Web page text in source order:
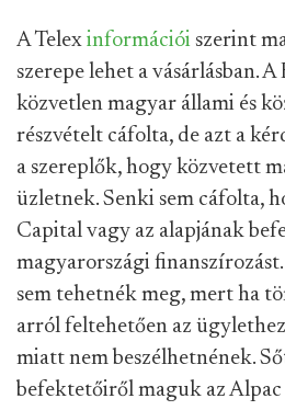
A Telex információi szerint
szerepe lehet a vásárlásban. A
közvetlen magyar állami és
részvételt cáfolta, de azt a
a szereplők, hogy közvetett
üzletnek. Senki sem cáfolta,
Capital vagy az alapjának
magyarországi
sem tehetnék meg, mert ha
arról feltehetően az
miatt nem beszélhetnének.
befektetőiről maguk az Alpac